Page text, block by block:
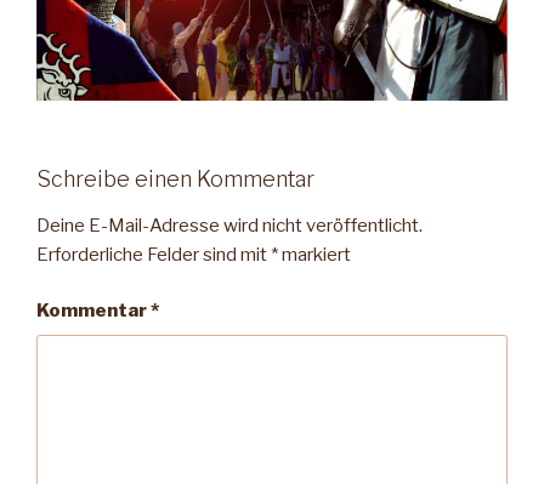
Schreibe einen Kommentar
Deine E-Mail-Adresse wird nicht veröffentlicht.
Erforderliche Felder sind mit *markiert
Kommentar*